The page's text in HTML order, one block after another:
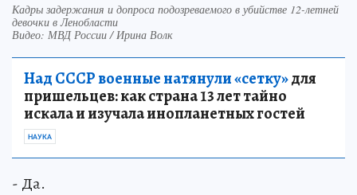
Кадры задержания и допроса подозреваемого в убийстве 12-летней
девочки в Ленобласти
Видео: МВД России / Ирина Волк
Над СССР военные натянули «сетку»для
пришельцев: как страна 13 лет тайно
искала и изучала инопланетных гостей
НАУКА
- Да.